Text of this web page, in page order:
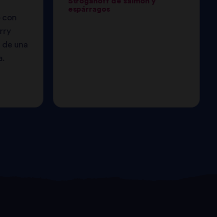
con
una
espárragos